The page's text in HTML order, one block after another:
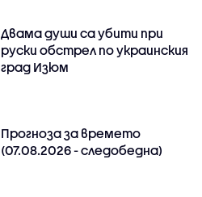
Двама души са убити при
руски обстрeл по украинския
град Изюм
Прогноза за времето
(07.08.2026 - следобедна)